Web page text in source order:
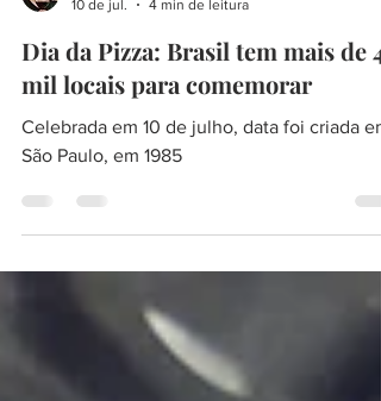
10 de jul.
4 min de leitura
Dia da Pizza: Brasil tem mais de
mil locais para comemorar
Celebrada em 10 de julho, data foi criada em
São Paulo, em 1985